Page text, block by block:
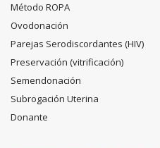
Método ROPA
Ovodonación
Parejas Serodiscordantes (HIV)
Preservación (vitrificación)
Semendonación
Subrogación Uterina
Donante